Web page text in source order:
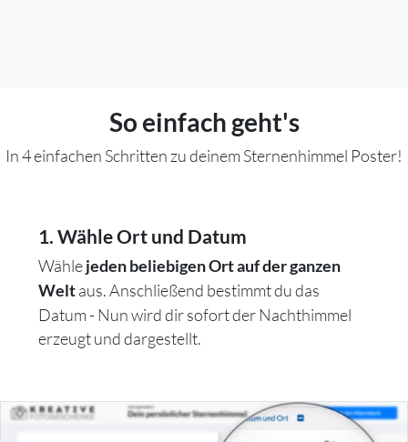
So einfach geht's
In 4 einfachen Schritten zu deinem Sternenhimmel Poster!
1. Wähle Ort und Datum
Wählejeden beliebigen Ort auf der ganzen
Weltaus. Anschließend bestimmt du das
Datum - Nun wird dir sofort der Nachthimmel
erzeugt und dargestellt.